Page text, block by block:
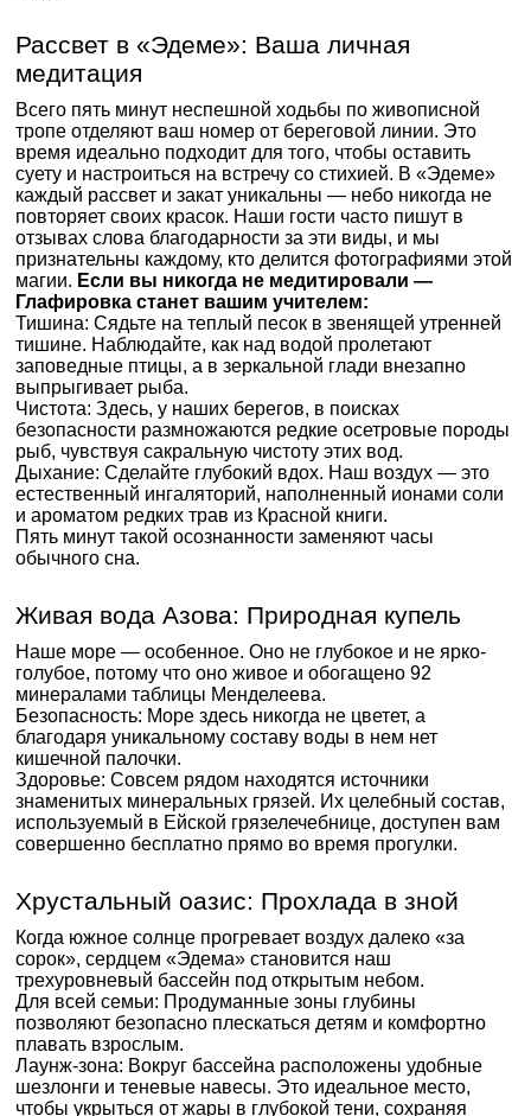
Рассвет в «Эдеме»: Ваша личная
медитация
Всего пять минут неспешной ходьбы по живописной
тропе отделяют ваш номер от береговой линии. Это
время идеально подходит для того, чтобы оставить
суету и настроиться на встречу со стихией. В «Эдеме»
каждый рассвет и закат уникальны — небо никогда не
повторяет своих красок. Наши гости часто пишут в
отзывах слова благодарности за эти виды, и мы
признательны каждому, кто делится фотографиями этой
магии. Если вы никогда не медитировали —
Глафировка станет вашим учителем:
Тишина: Сядьте на теплый песок в звенящей утренней
тишине. Наблюдайте, как над водой пролетают
заповедные птицы, а в зеркальной глади внезапно
выпрыгивает рыба.
Чистота: Здесь, у наших берегов, в поисках
безопасности размножаются редкие осетровые породы
рыб, чувствуя сакральную чистоту этих вод.
Дыхание: Сделайте глубокий вдох. Наш воздух — это
естественный ингаляторий, наполненный ионами соли
и ароматом редких трав из Красной книги.
Пять минут такой осознанности заменяют часы
обычного сна.
Живая вода Азова: Природная купель
Наше море — особенное. Оно не глубокое и не ярко-
голубое, потому что оно живое и обогащено 92
минералами таблицы Менделеева.
Безопасность: Море здесь никогда не цветет, а
благодаря уникальному составу воды в нем нет
кишечной палочки.
Здоровье: Совсем рядом находятся источники
знаменитых минеральных грязей. Их целебный состав,
используемый в Ейской грязелечебнице, доступен вам
совершенно бесплатно прямо во время прогулки.
Хрустальный оазис: Прохлада в зной
Когда южное солнце прогревает воздух далеко «за
сорок», сердцем «Эдема» становится наш
трехуровневый бассейн под открытым небом.
Для всей семьи: Продуманные зоны глубины
позволяют безопасно плескаться детям и комфортно
плавать взрослым.
Лаунж-зона: Вокруг бассейна расположены удобные
шезлонги и теневые навесы. Это идеальное место,
чтобы укрыться от жары в глубокой тени, сохраняя